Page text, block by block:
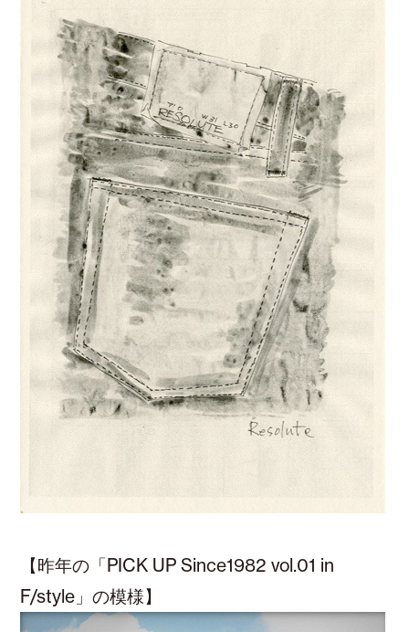
【昨年の「PICK UP Since1982 vol.01 in
F/style」の模様】